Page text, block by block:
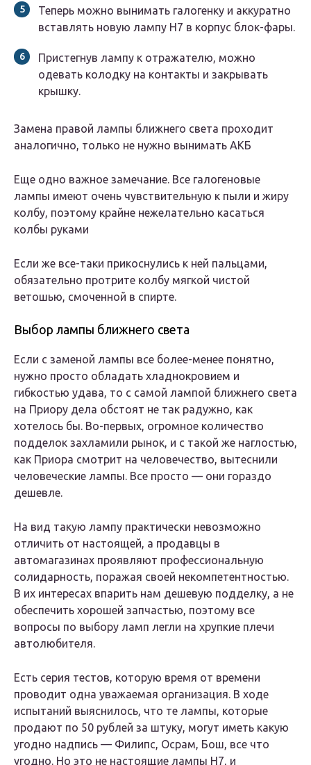
Теперь можно вынимать галогенку и аккуратно
вставлять новую лампу Н7 в корпус блок-фары.
Пристегнув лампу к отражателю, можно
одевать колодку на контакты и закрывать
крышку.
Замена правой лампы ближнего света проходит
аналогично, только не нужно вынимать АКБ
Еще одно важное замечание. Все галогеновые
лампы имеют очень чувствительную к пыли и жиру
колбу, поэтому крайне нежелательно касаться
колбы руками
Если же все-таки прикоснулись к ней пальцами,
обязательно протрите колбу мягкой чистой
ветошью, смоченной в спирте.
Выбор лампы ближнего света
Если с заменой лампы все более-менее понятно,
нужно просто обладать хладнокровием и
гибкостью удава, то с самой лампой ближнего света
на Приору дела обстоят не так радужно, как
хотелось бы. Во-первых, огромное количество
подделок захламили рынок, и с такой же наглостью,
как Приора смотрит на человечество, вытеснили
человеческие лампы. Все просто — они гораздо
дешевле.
На вид такую лампу практически невозможно
отличить от настоящей, а продавцы в
автомагазинах проявляют профессиональную
солидарность, поражая своей некомпетентностью.
В их интересах впарить нам дешевую подделку, а не
обеспечить хорошей запчастью, поэтому все
вопросы по выбору ламп легли на хрупкие плечи
автолюбителя.
Есть серия тестов, которую время от времени
проводит одна уважаемая организация. В ходе
испытаний выяснилось, что те лампы, которые
продают по 50 рублей за штуку, могут иметь какую
угодно надпись — Филипс, Осрам, Бош, все что
угодно. Но это не настоящие лампы Н7, и